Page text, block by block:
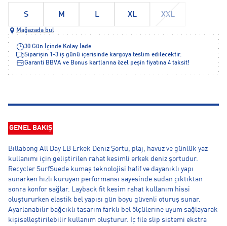
S M L XL XXL
Mağazada bul
30 Gün İçinde Kolay İade
Siparişin 1-3 iş günü içerisinde kargoya teslim edilecektir.
Garanti BBVA ve Bonus kartlarına özel peşin fiyatına 4 taksit!
GENEL BAKIŞ
Billabong All Day LB Erkek Deniz Şortu, plaj, havuz ve günlük yaz
kullanımı için geliştirilen rahat kesimli erkek deniz şortudur.
Recycler SurfSuede kumaş teknolojisi hafif ve dayanıklı yapı
sunarken hızlı kuruyan performansı sayesinde sudan çıktıktan
sonra konfor sağlar. Layback fit kesim rahat kullanım hissi
oluştururken elastik bel yapısı gün boyu güvenli oturuş sunar.
Ayarlanabilir bağcıklı tasarım farklı bel ölçülerine uyum sağlayarak
kişiselleştirilebilir kullanım oluşturur. İç file slip sistemi ekstra